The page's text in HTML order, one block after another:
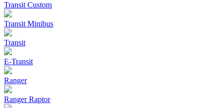
Transit Custom
Transit Minibus
Transit
E-Transit
Ranger
Ranger Raptor